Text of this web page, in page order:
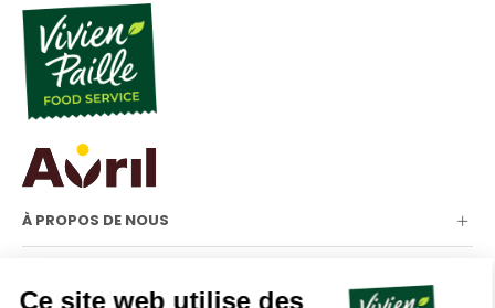
À PROPOS DE NOUS
NOTRE GAMME